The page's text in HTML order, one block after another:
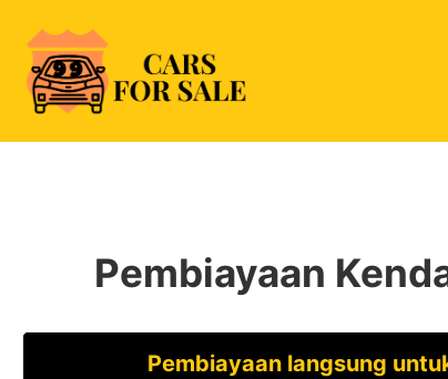
content
99CarsforSale
Pembiayaan
Pembiayaan langsung